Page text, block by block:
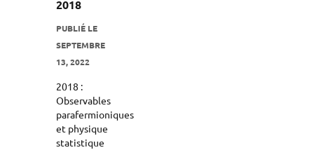
2018
PUBLIÉ LE
SEPTEMBRE
13, 2022
2018 :
Observables
parafermioniques
et physique
statistique